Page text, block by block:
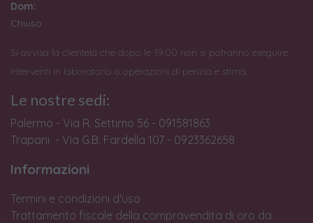
Dom:
Chiuso
Si avvisa la clientela che dopo le 19:00 non si potranno eseguire
interventi in laboratorio o operazioni di perizia e stima.
Le nostre sedi:
Palermo - Via R. Settimo 56 - 091581863
Trapani - Via G.B. Fardella 107 - 0923362658
Informazioni
Termini e condizioni d'uso
Trattamento fiscale della compravendita di oro da